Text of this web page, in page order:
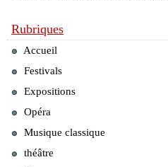
Rubriques
Accueil
Festivals
Expositions
Opéra
Musique classique
théâtre